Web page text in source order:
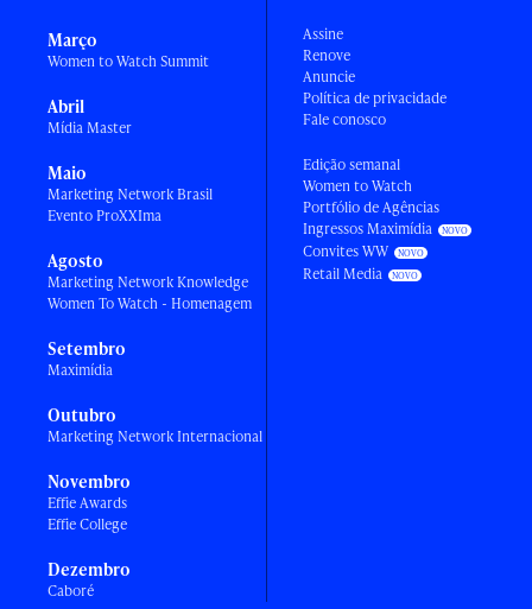
Março
Women to Watch Summit
Abril
Mídia Master
Maio
Marketing Network Brasil
Evento ProXXIma
Agosto
Marketing Network Knowledge
Women To Watch - Homenagem
Setembro
Maximídia
Outubro
Marketing Network Internacional
Novembro
Effie Awards
Effie College
Dezembro
Caboré
Assine
Renove
Anuncie
Política de privacidade
Fale conosco
Edição semanal
Women to Watch
Portfólio de Agências
Ingressos Maximídia
Convites WW
Retail Media